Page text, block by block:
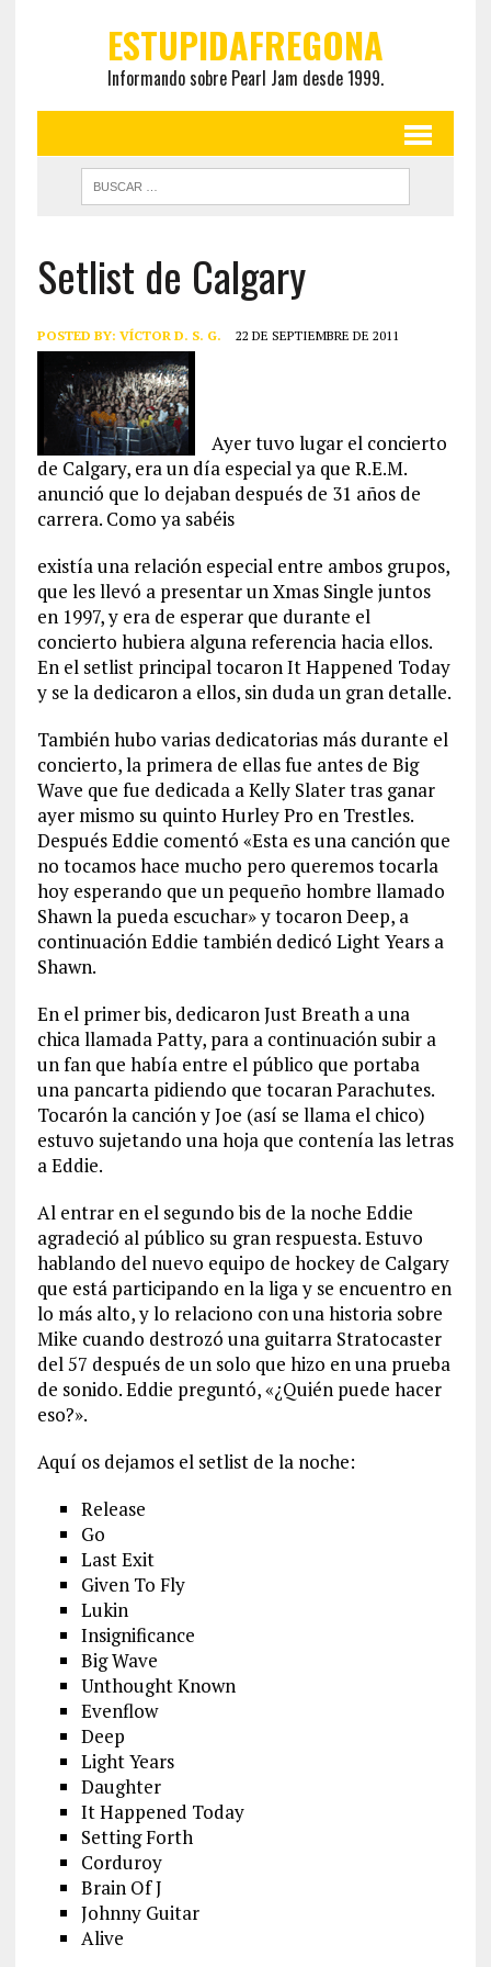
ESTUPIDAFREGONA
Informando sobre Pearl Jam desde 1999.
Setlist de Calgary
POSTED BY: VÍCTOR D. S. G. 22 DE SEPTIEMBRE DE 2011
Ayer tuvo lugar el concierto
de Calgary, era un día especial ya que R.E.M.
anunció que lo dejaban después de 31 años de
carrera. Como ya sabéis
existía una relación especial entre ambos grupos,
que les llevó a presentar un Xmas Single juntos
en 1997, y era de esperar que durante el
concierto hubiera alguna referencia hacia ellos.
En el setlist principal tocaron It Happened Today
y se la dedicaron a ellos, sin duda un gran detalle.
También hubo varias dedicatorias más durante el
concierto, la primera de ellas fue antes de Big
Wave que fue dedicada a Kelly Slater tras ganar
ayer mismo su quinto Hurley Pro en Trestles.
Después Eddie comentó «Esta es una canción que
no tocamos hace mucho pero queremos tocarla
hoy esperando que un pequeño hombre llamado
Shawn la pueda escuchar» y tocaron Deep, a
continuación Eddie también dedicó Light Years a
Shawn.
En el primer bis, dedicaron Just Breath a una
chica llamada Patty, para a continuación subir a
un fan que había entre el público que portaba
una pancarta pidiendo que tocaran Parachutes.
Tocarón la canción y Joe (así se llama el chico)
estuvo sujetando una hoja que contenía las letras
a Eddie.
Al entrar en el segundo bis de la noche Eddie
agradeció al público su gran respuesta. Estuvo
hablando del nuevo equipo de hockey de Calgary
que está participando en la liga y se encuentro en
lo más alto, y lo relaciono con una historia sobre
Mike cuando destrozó una guitarra Stratocaster
del 57 después de un solo que hizo en una prueba
de sonido. Eddie preguntó, «¿Quién puede hacer
eso?».
Aquí os dejamos el setlist de la noche:
Release
Go
Last Exit
Given To Fly
Lukin
Insignificance
Big Wave
Unthought Known
Evenflow
Deep
Light Years
Daughter
It Happened Today
Setting Forth
Corduroy
Brain Of J
Johnny Guitar
Alive